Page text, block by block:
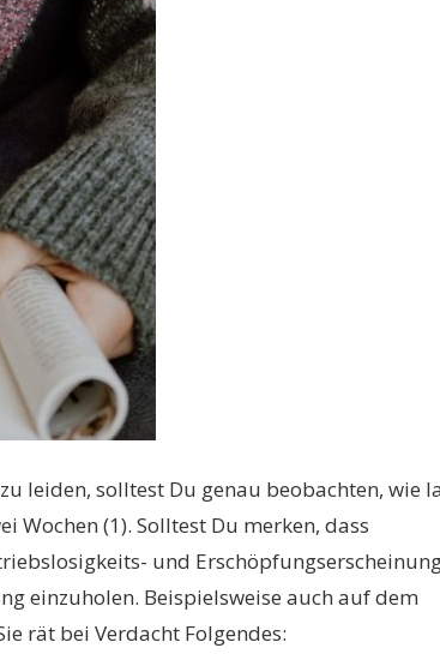
leiden, solltest Du genau beobachten, wie
Wochen (1). Solltest Du merken, dass
und
einzuholen. Beispielsweise auch auf dem
rät bei Verdacht Folgendes: